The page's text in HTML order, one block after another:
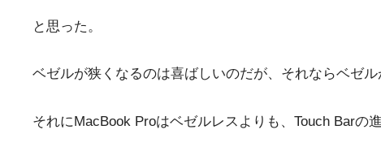
と思った。
ベゼルが狭くなるのは喜ばしいのだが、それならベゼ
それにMacBook Proはベゼルレスよりも、Touch Barの